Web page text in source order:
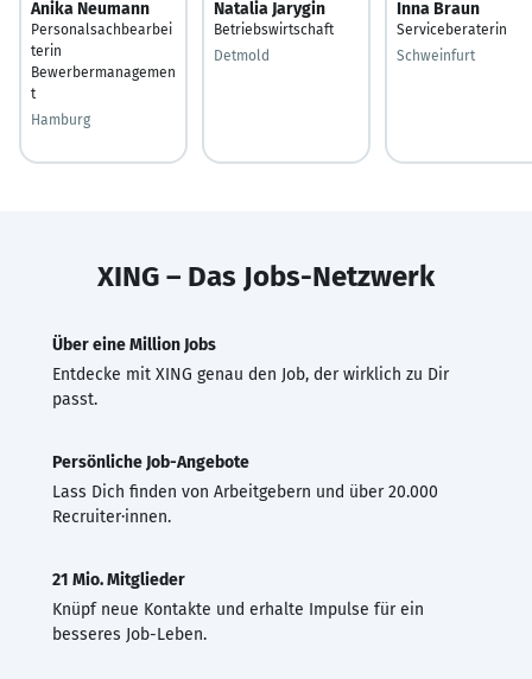
Anika Neumann
Personalsachbearbei
terin
Bewerbermanagemen
t
Hamburg
Natalia Jarygin
Betriebswirtschaft
Detmold
Inna Braun
Serviceberaterin
Schweinfurt
XING – Das Jobs-Netzwerk
Über eine Million Jobs
Entdecke mit XING genau den Job, der wirklich zu Dir
passt.
Persönliche Job-Angebote
Lass Dich finden von Arbeitgebern und über 20.000
Recruiter·innen.
21 Mio. Mitglieder
Knüpf neue Kontakte und erhalte Impulse für ein
besseres Job-Leben.